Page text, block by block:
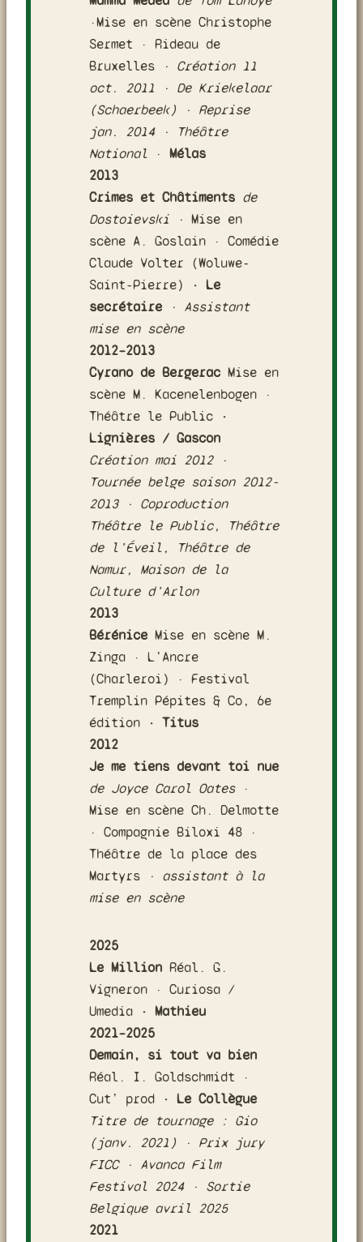
·Mise en scène Christophe
Sermet · Rideau de
Bruxelles
· Création 11
oct. 2011 · De Kriekelaar
(Schaerbeek) · Reprise
jan. 2014 · Théâtre
National
· Mélas
2013
Crimes et Châtiments de
Dostoievski · Mise en
scène A. Goslain · Comédie
Claude Volter (Woluwe-
Saint-Pierre) · Le
secrétaire· Assistant
mise en scène
2012–2013
Cyrano de Bergerac Mise en
scène M. Kacenelenbogen ·
Théâtre le Public ·
Lignières / Gascon
Création mai 2012 ·
Tournée belge saison 2012-
2013 · Coproduction
Théâtre le Public, Théâtre
de l’Éveil, Théâtre de
Namur, Maison de la
Culture d’Arlon
2013
BéréniceMise en scène M.
Zinga · L’Ancre
(Charleroi) · Festival
Tremplin Pépites & Co, 6e
édition · Titus
2012
Je me tiens devant toi nue
de Joyce Carol Oates·
Mise en scène Ch. Delmotte
· Compagnie Biloxi 48 ·
Théâtre de la place des
Martyrs · assistant à la
mise en scène
2025
Le Million Réal. G.
Vigneron · Curiosa /
Umedia · Mathieu
2021–2025
Demain, si tout va bien
Réal. I. Goldschmidt ·
Cut’ prod · Le Collègue
Titre de tournage : Gio
(janv. 2021) · Prix jury
FICC · Avanca Film
Festival 2024 · Sortie
Belgique avril 2025
2021